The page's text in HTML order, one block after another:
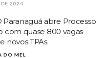
DE 2024
Paranaguá abre Processo
com quase 800 vagas
novos TPAs
DO MEL